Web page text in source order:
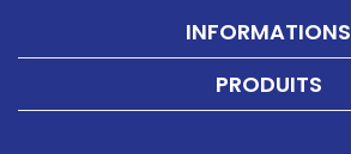
INFORMATIONS
PRODUITS